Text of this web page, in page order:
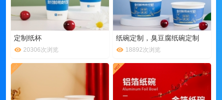
定制纸杯
20306次浏览
纸碗定制，臭豆腐纸碗定制
18892次浏览